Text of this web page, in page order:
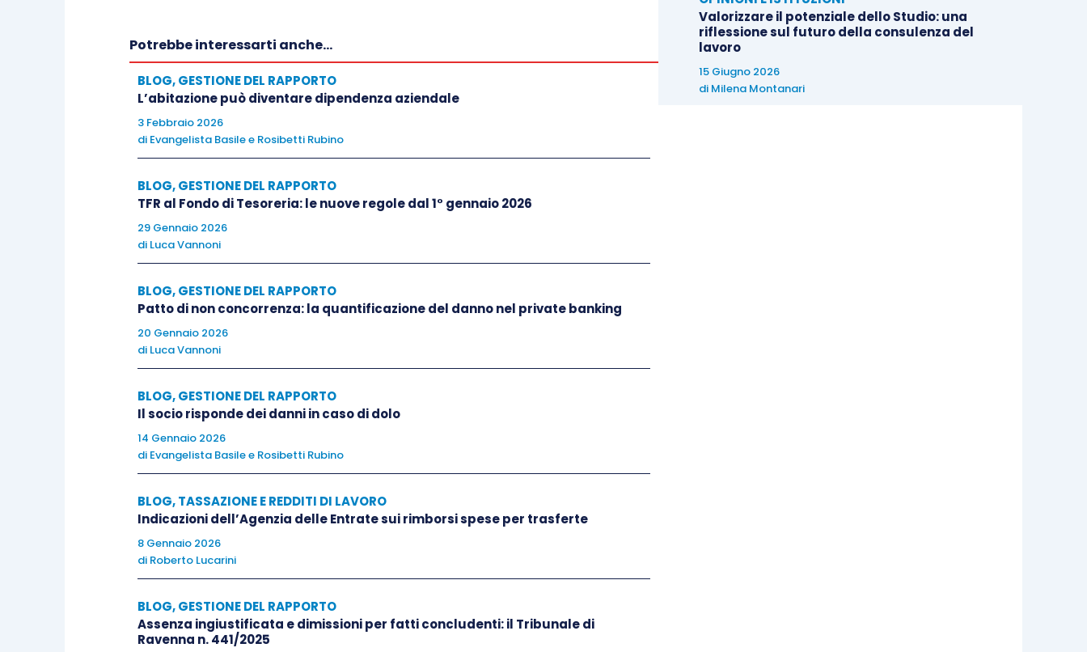
Potrebbe interessarti anche...
BLOG,GESTIONE DEL RAPPORTO
L’abitazione può diventare dipendenza aziendale
3 Febbraio 2026
di Evangelista Basilee Rosibetti Rubino
BLOG,GESTIONE DEL RAPPORTO
TFR al Fondo di Tesoreria: le nuove regole dal 1° gennaio 2026
29 Gennaio 2026
di Luca Vannoni
BLOG,GESTIONE DEL RAPPORTO
Patto di non concorrenza: la quantificazione del danno nel private banking
20 Gennaio 2026
di Luca Vannoni
BLOG,GESTIONE DEL RAPPORTO
Il socio risponde dei danni in caso di dolo
14 Gennaio 2026
di Evangelista Basilee Rosibetti Rubino
BLOG,TASSAZIONE E REDDITI DI LAVORO
Indicazioni dell’Agenzia delle Entrate sui rimborsi spese per trasferte
8 Gennaio 2026
di Roberto Lucarini
BLOG,GESTIONE DEL RAPPORTO
Assenza ingiustificata e dimissioni per fatti concludenti: il Tribunale di
Ravenna n. 441/2025
Valorizzare il potenziale dello Studio: una
riflessione sul futuro della consulenza del
lavoro
15 Giugno 2026
di Milena Montanari